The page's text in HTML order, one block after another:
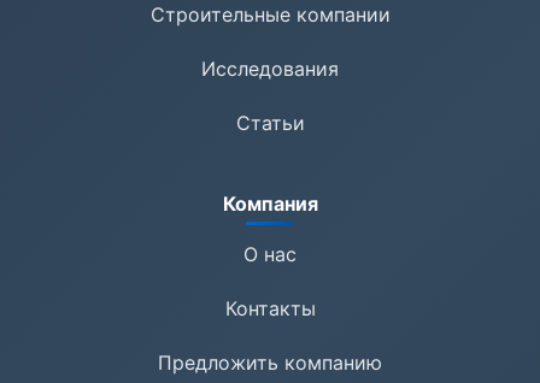
Строительные компании
Исследования
Статьи
Компания
О нас
Контакты
Предложить компанию